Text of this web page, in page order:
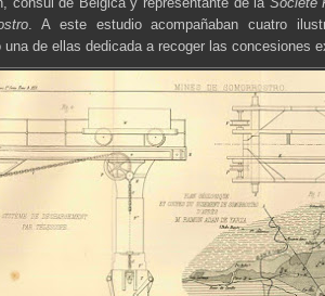
. A este estudio acompañaban cuatro
una de ellas dedicada a recoger las concesiones